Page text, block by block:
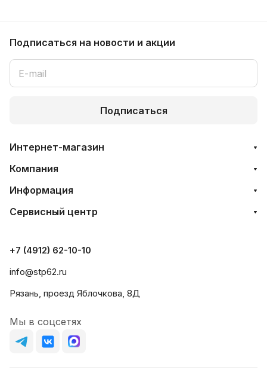
Подписаться на новости и акции
Подписаться
Интернет-магазин
Компания
Информация
Сервисный центр
+7 (4912) 62-10-10
info@stp62.ru
Рязань, проезд Яблочкова, 8Д
Мы в соцсетях